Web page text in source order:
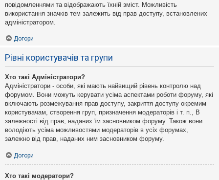
повідомленнями та відображають їхній зміст. Можливість
використання значків тем залежить від прав доступу, встановлених
адміністратором.
Догори
Рівні користувачів та групи
Хто такі Адміністратори?
Адміністратори - особи, які мають найвищий рівень контролю над
форумом. Вони можуть керувати усіма аспектами роботи форуму, які
включають розмежування прав доступу, закриття доступу окремим
користувачам, створення груп, призначення модераторів і т. п., В
залежності від прав, наданих їм засновником форуму. Також вони
володіють усіма можливостями модераторів в усіх форумах,
залежно від прав, наданих ним засновником форуму.
Догори
Хто такі модератори?